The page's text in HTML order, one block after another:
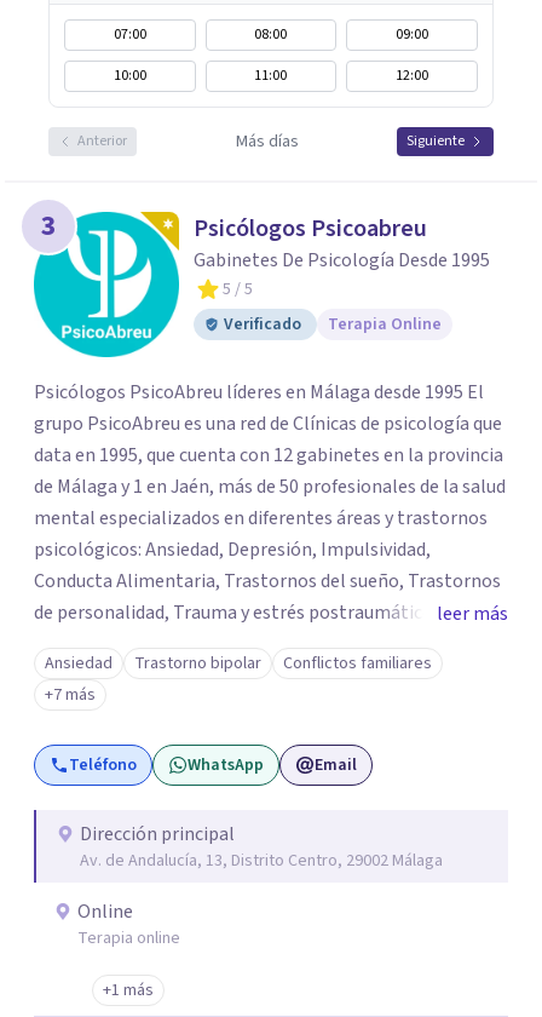
07:00 08:00
09:00
10:00
11:00 12:00
Anterior Más días Siguiente
3 Psicólogos Psicoabreu
Gabinetes De Psicología Desde 1995
5 / 5
Verificado
Terapia Online
Psicólogos PsicoAbreu líderes en Málaga desde 1995 El
grupo PsicoAbreu es una red de Clínicas de psicología que
data en 1995, que cuenta con 12 gabinetes en la provincia
de Málaga y 1 en Jaén, más de 50 profesionales de la salud
mental especializados en diferentes áreas y trastornos
psicológicos: Ansiedad, Depresión, Impulsividad,
Conducta Alimentaria, Trastornos del sueño, Trastornos
de personalidad, Trauma y estrés postraumático,
Psicología Infantil y juvenil, Terapias de pareja, Servicio
de Psicología Jurídica, Psiquiatría, Neuropsicología, y
mucho más. PsicoAbreu cuenta con un equipo de
profesionales formados en una gran variedad de técnicas
y orientaciones psicológicas: Terapia Cognitivo
analítico funcional, Terapia de aceptación y compromiso,
Terapia sistémica, Mindfulness, etc.
leer más
Ansiedad Trastorno bipolar
Conflictos familiares
+7 más
Teléfono WhatsApp Email
Dirección principal
Av. de Andalucía, 13, Distrito Centro, 29002 Málaga
Online
Terapia online
+1 más